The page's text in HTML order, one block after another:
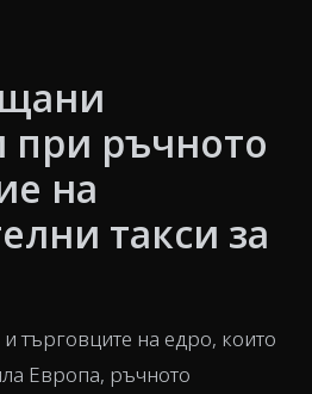
при ръчното
на
такси за
търговците на едро, които
Европа, ръчното